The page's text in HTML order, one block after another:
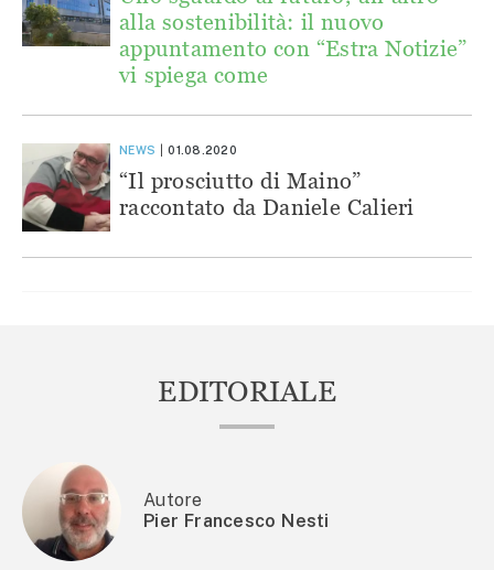
alla sostenibilità: il nuovo
appuntamento con “Estra Notizie”
vi spiega come
NEWS 01.08.2020
“Il prosciutto di Maino”
raccontato da Daniele Calieri
EDITORIALE
Autore
Pier Francesco Nesti